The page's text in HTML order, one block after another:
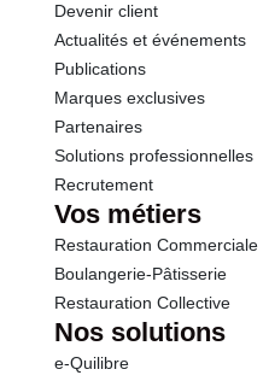
Devenir client
Actualités et événements
Publications
Marques exclusives
Partenaires
Solutions professionnelles
Recrutement
Vos métiers
Restauration Commerciale
Boulangerie-Pâtisserie
Restauration Collective
Nos solutions
e-Quilibre